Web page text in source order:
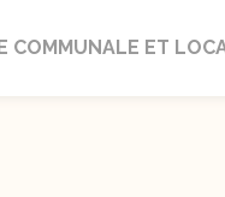
COMMUNALE ET